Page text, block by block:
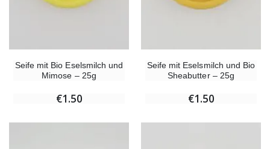
Seife mit Bio Eselsmilch und
Mimose – 25g
€1.50
Seife mit Eselsmilch und Bio
Sheabutter – 25g
€1.50